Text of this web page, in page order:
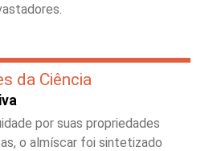
da Ciência
por suas propriedades
o almíscar foi sintetizado